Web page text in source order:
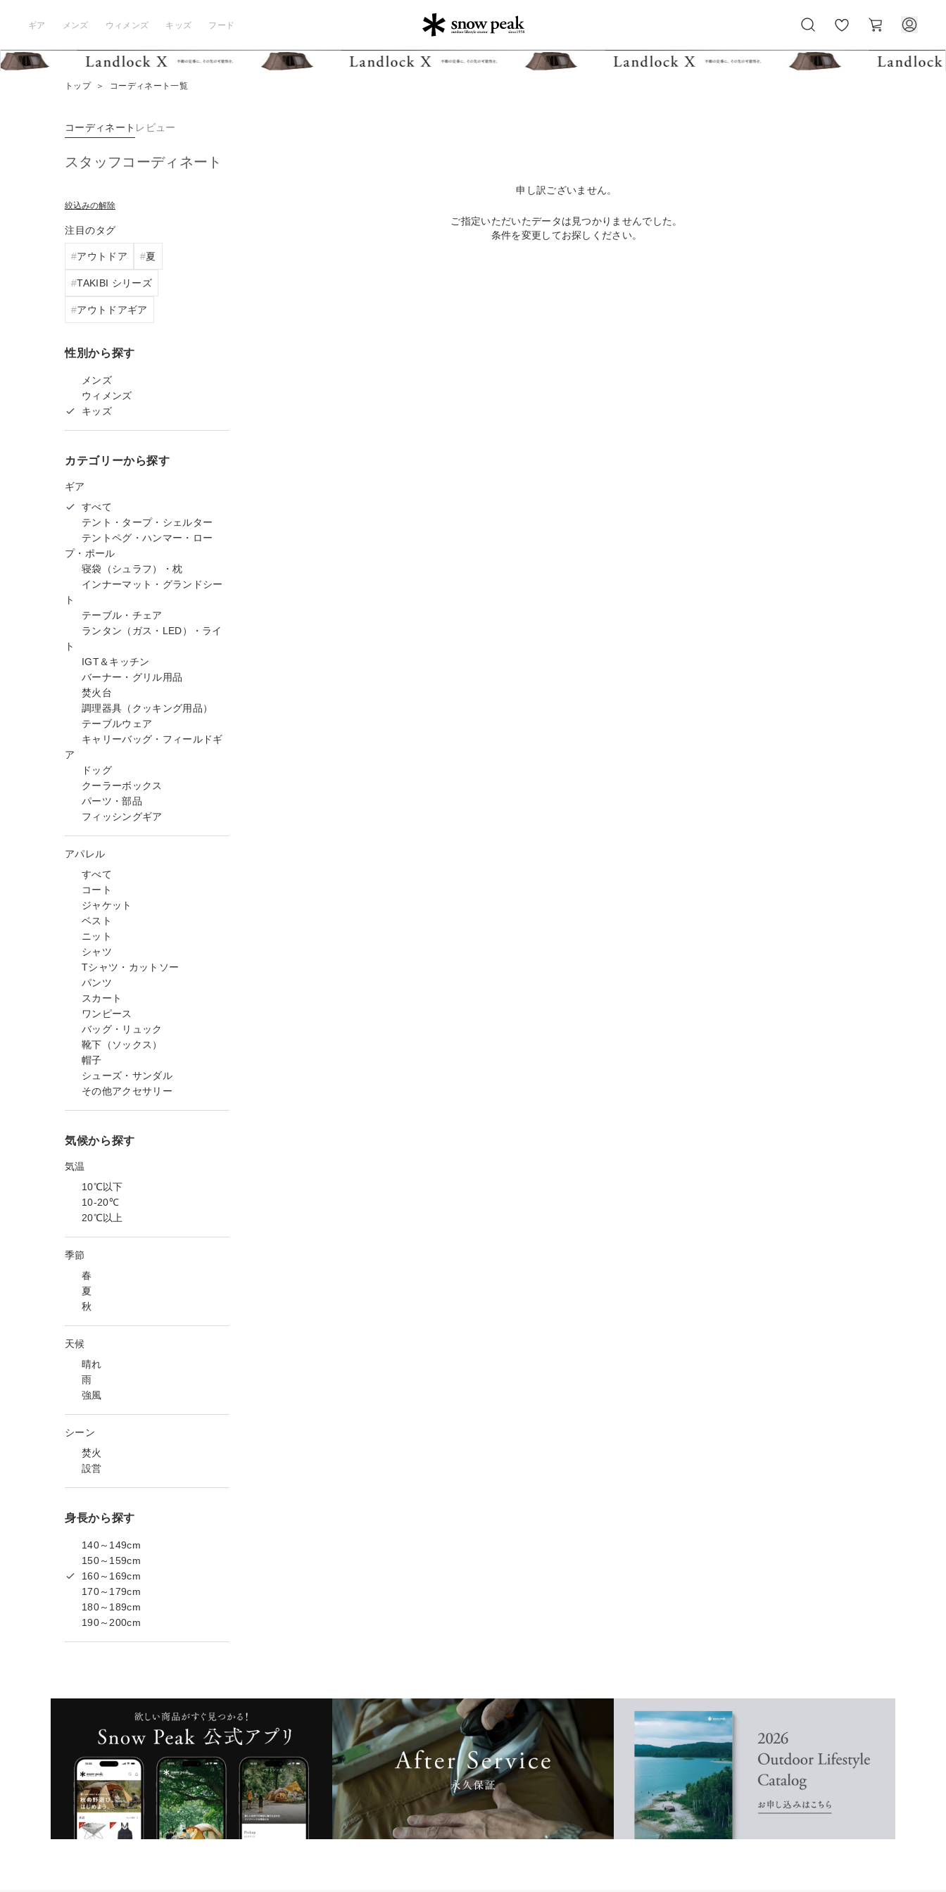
ギア メンズ ウィメンズ キッズ フード
気
に
ー
ト
トップ ＞ コーディネート一覧
コーディネート レビュー
スタッフコーディネート
絞込みの解除
注目のタグ
アウトドア 夏
TAKIBI シリーズ
アウトドアギア
性別から探す
メンズ
ウィメンズ
キッズ
カテゴリーから探す
ギア
すべて
テント・タープ・シェルター
テントペグ・ハンマー・ロー
プ・ポール
寝袋（シュラフ）・枕
インナーマット・グランドシー
ト
テーブル・チェア
ランタン（ガス・LED）・ライ
ト
IGT＆キッチン
バーナー・グリル用品
焚火台
調理器具（クッキング用品）
テーブルウェア
キャリーバッグ・フィールドギ
ア
ドッグ
クーラーボックス
パーツ・部品
フィッシングギア
アパレル
すべて
コート
ジャケット
ベスト
ニット
シャツ
Tシャツ・カットソー
パンツ
スカート
ワンピース
バッグ・リュック
靴下（ソックス）
帽子
シューズ・サンダル
その他アクセサリー
気候から探す
気温
10℃以下
10-20℃
20℃以上
季節
春
夏
秋
天候
晴れ
雨
強風
シーン
焚火
設営
身長から探す
140～149cm
150～159cm
160～169cm
170～179cm
180～189cm
190～200cm
申し訳ございません。
ご指定いただいたデータは見つかりませんでした。
条件を変更してお探しください。